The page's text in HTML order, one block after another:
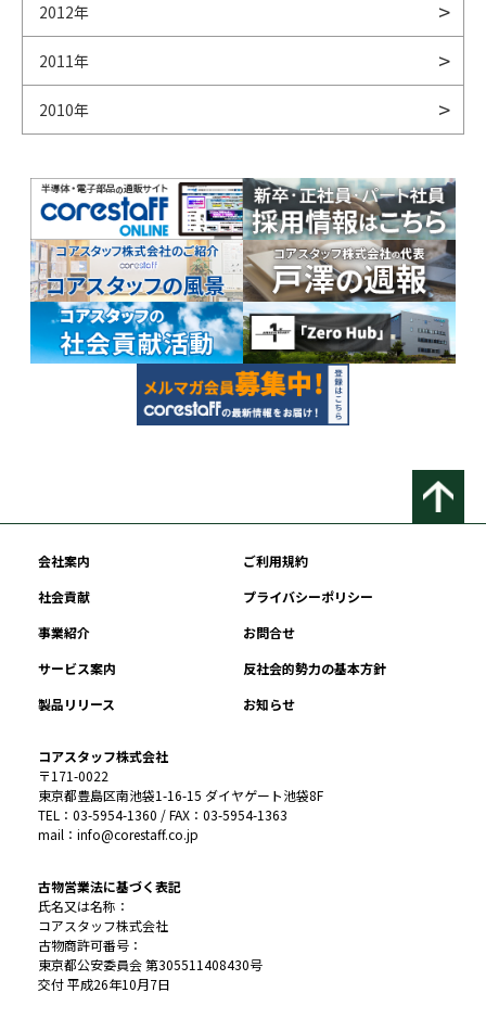
2012年
2011年
2010年
会社案内
ご利用規約
社会貢献
プライバシーポリシー
事業紹介
お問合せ
サービス案内
反社会的勢力の基本方針
製品リリース
お知らせ
コアスタッフ株式会社
〒171-0022
東京都豊島区南池袋1-16-15 ダイヤゲート池袋8F
TEL：03-5954-1360 / FAX：03-5954-1363
mail：info@corestaff.co.jp
古物営業法に基づく表記
氏名又は名称：
コアスタッフ株式会社
古物商許可番号：
東京都公安委員会 第305511408430号
交付 平成26年10月7日